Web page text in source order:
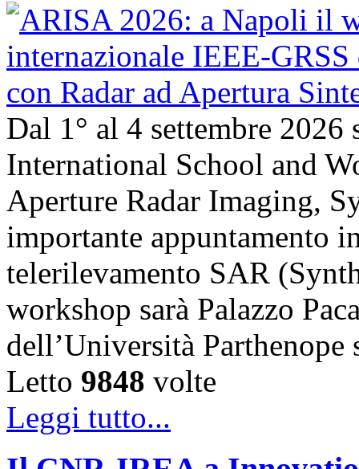
Dal 1° al 4 settembre
International School and
Aperture Radar Imaging,
importante appuntamento
telerilevamento SAR
workshop sarà Palazzo
dell’Università
Letto 9848 volte
Leggi tutto...